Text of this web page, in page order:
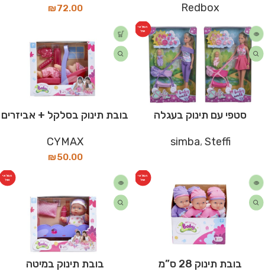
Redbox
₪72.00
המלאי
אזל
סטפי עם תינוק בעגלה
simba,Steffi
בובת תינוק בסלקל + אביזרים
CYMAX
₪50.00
המלאי
אזל
בובת תינוק 28 ס”מ
המלאי
אזל
בובת תינוק במיטה